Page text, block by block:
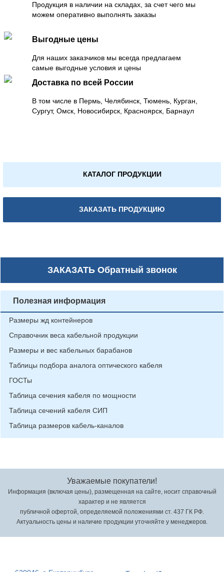
Продукция в наличии на складах, за счет чего мы
можем оперативно выполнять заказы
Выгодные цены
Для наших заказчиков мы всегда предлагаем
самые выгодные условия и цены
Доставка по всей России
В том числе в Пермь, Челябинск, Тюмень, Курган,
Сургут, Омск, Новосибирск, Красноярск, Барнаул
КАТАЛОГ ПРОДУКЦИИ
ЗАКАЗАТЬ ПРОДУКЦИЮ
ЗАКАЗАТЬОбратный звонок
Полезная информация
Размеры жд контейнеров
Справочник веса кабельной продукции
Размеры и вес кабельных барабанов
Таблицы подбора аналога оптического кабеля
ГОСТы
Таблица сечения кабеля по мощности
Таблица сечений кабеля СИП
Таблица размеров кабель-каналов
Уважаемые покупатели!
Информация (включая цены), размещенная на сайте, носит справочный
характер и не является
публичной офертой, определяемой положениями ст. 437 ГК РФ.
Актуальность цены и наличие продукции уточняйте у менеджеров.